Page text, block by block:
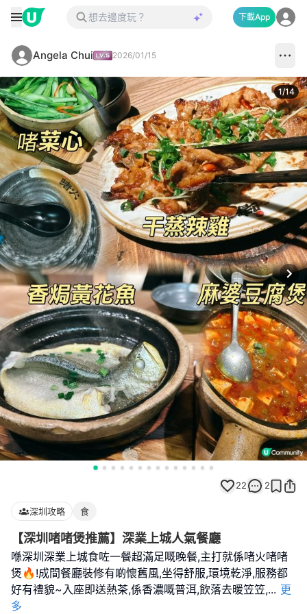
下載App
Angela Chui 2026/01/15
1/14
22 2
深圳攻略 食
【深圳啫啫煲推薦】深業上城人氣餐廳
喺深圳深業上城食咗一餐超滿足嘅晚餐,主打就係啫火啫啫
煲🔥!成間餐廳裝修有啲懷舊風,坐得舒服,環境乾淨,服務都
好有禮貌~入座即送熱茶,係香濃嘅普洱,飲落去暖笠笠,... 更
多